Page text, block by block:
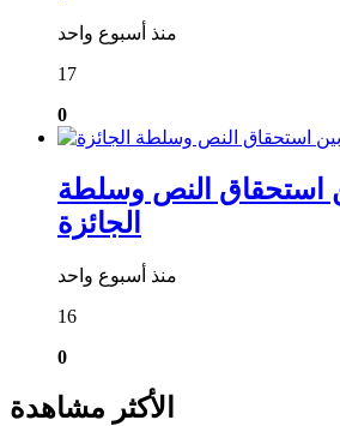
منذ أسبوع واحد
17
0
استحقاق النص وسلطة
الجائزة
منذ أسبوع واحد
16
0
الأكثر مشاهدة